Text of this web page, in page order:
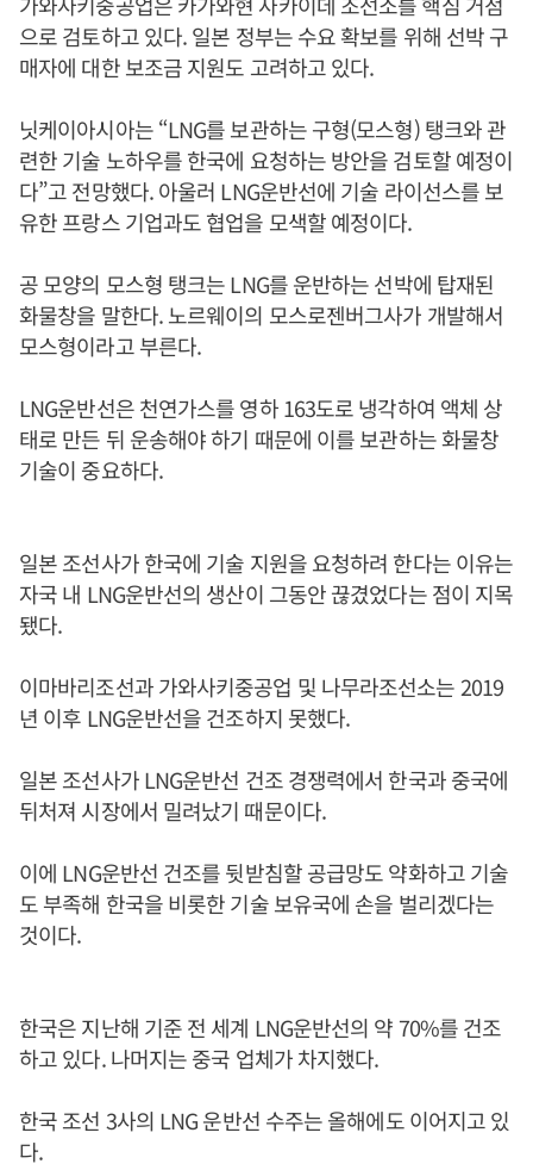
으로 검토하고 있다. 일본 정부는 수요 확보를 위해 선박 구
매자에 대한 보조금 지원도 고려하고 있다.
닛케이아시아는 “LNG를 보관하는 구형(모스형) 탱크와 관
련한 기술 노하우를 한국에 요청하는 방안을 검토할 예정이
다”고 전망했다. 아울러 LNG운반선에 기술 라이선스를 보
유한 프랑스 기업과도 협업을 모색할 예정이다.
공 모양의 모스형 탱크는 LNG를 운반하는 선박에 탑재된
화물창을 말한다. 노르웨이의 모스로젠버그사가 개발해서
모스형이라고 부른다.
LNG운반선은 천연가스를 영하 163도로 냉각하여 액체 상
태로 만든 뒤 운송해야 하기 때문에 이를 보관하는 화물창
기술이 중요하다.
일본 조선사가 한국에 기술 지원을 요청하려 한다는 이유는
자국 내 LNG운반선의 생산이 그동안 끊겼었다는 점이 지목
됐다.
이마바리조선과 가와사키중공업 및 나무라조선소는 2019
년 이후 LNG운반선을 건조하지 못했다.
일본 조선사가 LNG운반선 건조 경쟁력에서 한국과 중국에
뒤처져 시장에서 밀려났기 때문이다.
이에 LNG운반선 건조를 뒷받침할 공급망도 약화하고 기술
도 부족해 한국을 비롯한 기술 보유국에 손을 벌리겠다는
것이다.
한국은 지난해 기준 전 세계 LNG운반선의 약 70%를 건조
하고 있다. 나머지는 중국 업체가 차지했다.
한국 조선 3사의 LNG 운반선 수주는 올해에도 이어지고 있
다.